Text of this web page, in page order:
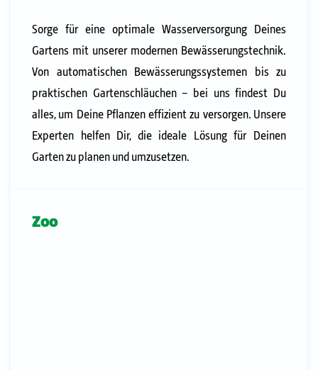
Sorge für eine optimale Wasserversorgung Deines
Gartens mit unserer modernen Bewässerungstechnik.
Von automatischen Bewässerungssystemen bis zu
praktischen Gartenschläuchen – bei uns findest Du
alles, um Deine Pflanzen effizient zu versorgen. Unsere
Experten helfen Dir, die ideale Lösung für Deinen
Garten zu planen und umzusetzen.
Zoo